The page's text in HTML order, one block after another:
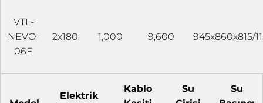
VTL-
NEVO-
06E
2x180 1,000 9,600 945x860x815/
Elektrik
Kablo
Su
Su